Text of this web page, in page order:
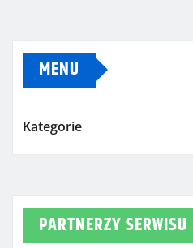
MENU
Kategorie
PARTNERZY SERWISU